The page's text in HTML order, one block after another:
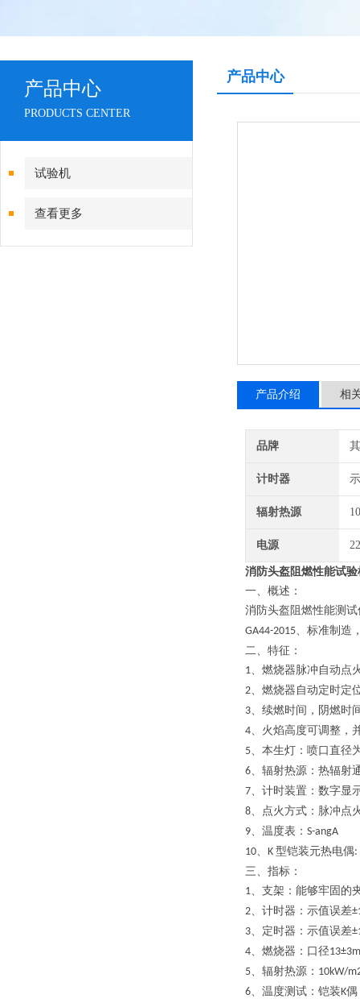
产品中心
PRODUCTS CENTER
试验机
查看更多
产品中心
产品介绍 相
品牌
计时器
辐射热源
电源
消防头盔阻燃性能试验
一、概述：
消防头盔阻燃性能测
GA44-2015、 标准制造
二、特征：
1、燃烧器脉冲自动点
2、燃烧器自动定时定
3、续燃时间，阴燃时
4、火焰高度可调整，
5、本生灯：喷口直径
6、辐射热源：热辐射
7、计时装置：数字显
8、点火方式 ： 脉冲点
9、温度表： S-angA
10、 K 型铠装元热电偶:
三、指标：
1、支架：能够牢固的
2、计时器：示值误差
3、定时器：示值误差
4、燃烧器：口径
5、辐射热源： 10kW/
6、温度测试：铠装K偶